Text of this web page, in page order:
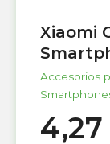
Xiaomi
Accesorios
4,27